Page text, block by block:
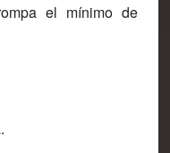
el mínimo de